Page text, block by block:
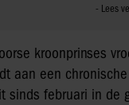
kroonprinses
aan een
sinds februari in de